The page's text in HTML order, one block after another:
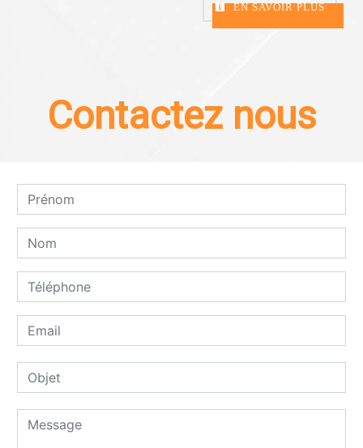
EN SAVOIR PLUS
Contactez nous